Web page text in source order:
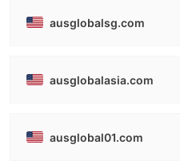
ausglobalsg.com
ausglobalasia.com
ausglobal01.com